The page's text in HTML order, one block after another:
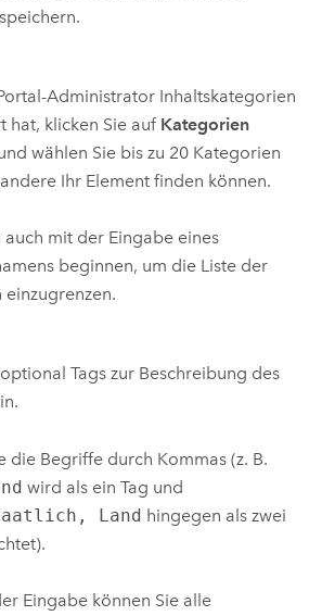
Administrator Inhaltskategorien
hat, klicken Sie auf Kategorien
wählen Sie bis zu 20 Kategorien
Ihr Element finden können.
auch mit der Eingabe eines
beginnen, um die Liste der
Tags zur Beschreibung des
die Begriffe durch Kommas (z. B.
wird als ein Tag und
Land hingegen als zwei
Eingabe können Sie alle